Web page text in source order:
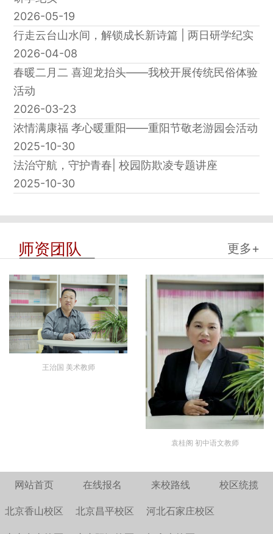
2026-05-19
行走云台山水间，解锁成长新诗篇 | 两日研学纪实
2026-04-08
春暖二月二 喜迎龙抬头——我校开展传统民俗体验
活动
2026-03-23
浓情满康福 孝心暖重阳——重阳节敬老游园会活动
2025-10-30
法治守航，守护青春| 校园防欺凌专题讲座
2025-10-30
师资团队 更多+
王治国 美术教师
袁桂阁 初中语文教师
网站首页 在线报名 来校路线 校区统揽
北京香山校区 北京昌平校区 河北石家庄校区